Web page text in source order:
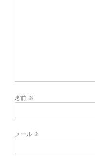
名前 ※
メール ※